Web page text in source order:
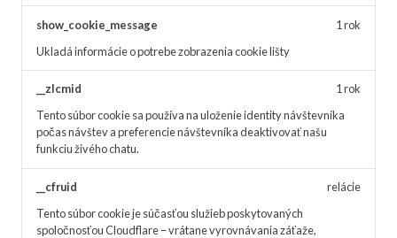
show_cookie_message
Ukladá informácie o potrebe zobrazenia cookie lišty
1 rok
__zlcmid
Tento súbor cookie sa používa na uloženie identity návštevníka
počas návštev a preferencie návštevníka deaktivovať našu
funkciu živého chatu.
1 rok
__cfruid
Tento súbor cookie je súčasťou služieb poskytovaných
spoločnosťou Cloudflare – vrátane vyrovnávania záťaže,
relácie